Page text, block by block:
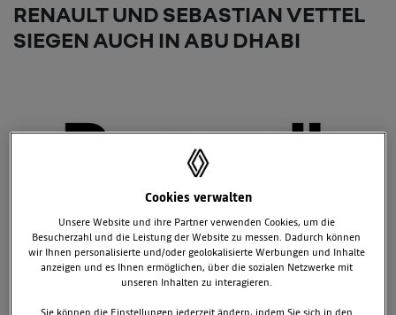
RENAULT UND SEBASTIAN VETTEL
SIEGEN AUCH IN ABU DHABI
Cookies verwalten
Unsere Website und ihre Partner verwenden Cookies, um die
Besucherzahl und die Leistung der Website zu messen. Dadurch können
wir Ihnen personalisierte und/oder geolokalisierte Werbungen und Inhalte
anzeigen und es Ihnen ermöglichen, über die sozialen Netzwerke mit
unseren Inhalten zu interagieren.
Sie können die Einstellungen jederzeit ändern, indem Sie sich in den